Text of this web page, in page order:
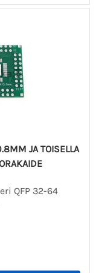
JA TOISELLA
QFP 32-64